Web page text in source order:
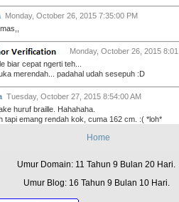
Monday, October 26, 2015 7:35:00 PM
Monday, October 26, 2015
biar cepat ngerti teh...
merendah... padahal udah sesepuh :D
Tuesday, October 27, 2015 8:54:00 AM
huruf braille. Hahahaha.
tapi emang rendah kok, cuma 162 cm. :( *loh*
pakai sepatu high heels kan :D
Wednesday, October 28, 2015 1:42:00 AM
Home
Umur Domain: 11 Tahun 9 Bulan 20 Hari.
Umur Blog: 16 Tahun 9 Bulan 10 Hari.